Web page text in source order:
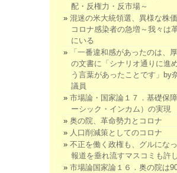
配・反権力・反市場～
混迷の米大統領選、異様な株価
コロナ感染者の急増～我々は
にいる
「一番違和感があったのは、
の文書に「シナリオ通りに進
う言葉があったことです」by
議員
市場論・国家論１７．基礎保
ーシック・インカム）の実現
奥の院、革命勢力とコロナ
人口削減策としてのコロナ
不正を働く政権も、グルにな
報道を垂れ流すマスコミも許
市場論国家論１６．奥の院は